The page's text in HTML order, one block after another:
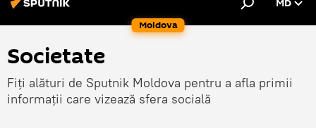
Moldova
Societate
Fiți alături de Sputnik Moldova pentru a afla primii
informații care vizează sfera socială